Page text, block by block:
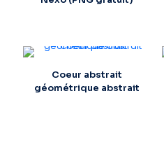
Coeur abstrait
géométrique abstrait